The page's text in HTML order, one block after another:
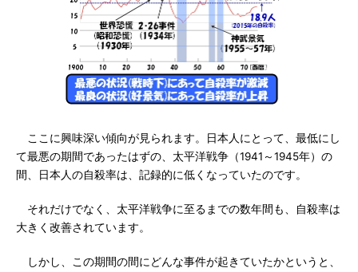
ここに興味深い傾向が見られます。日本人にとって、最低にし
て最悪の期間であったはずの、太平洋戦争（1941～1945年）の
間、日本人の自殺率は、記録的に低くなっていたのです。
それだけでなく、太平洋戦争に至るまでの数年間も、自殺率は
大きく改善されています。
しかし、この期間の間にどんな事件が起きていたかというと、